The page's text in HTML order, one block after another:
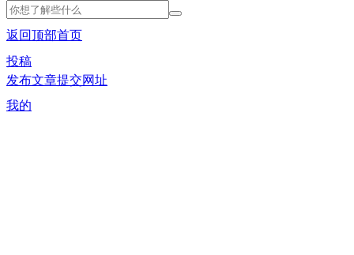
返回顶部首页
投稿
发布文章提交网址
我的